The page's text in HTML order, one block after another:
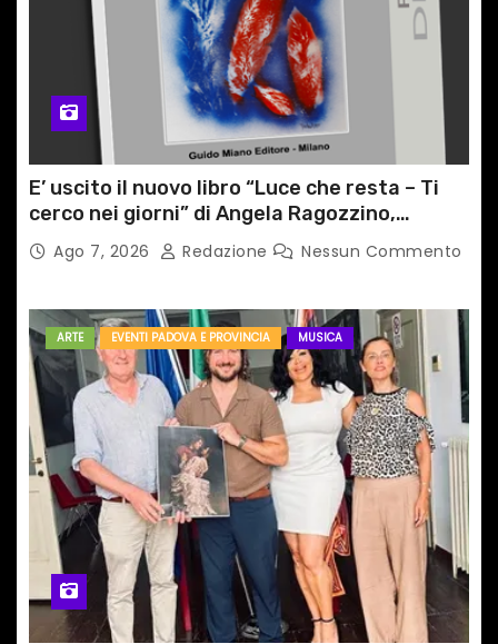
E’ uscito il nuovo libro “Luce che resta – Ti
cerco nei giorni” di Angela Ragozzino,
medico primario di Capua
Ago 7, 2026 Redazione Nessun Commento
ARTE EVENTI PADOVA E PROVINCIA MUSICA